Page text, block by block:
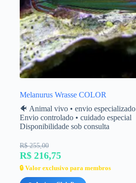
Melanurus Wrasse COLOR
🐠 Animal vivo • envio especializado
Envio controlado • cuidado especial
Disponibilidade sob consulta
R$ 255,00
R$ 216,75
🔒 Valor exclusivo para membros